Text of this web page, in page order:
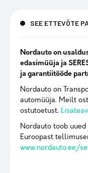
SEE ETTEVÕTE
Nordauto on
edasimüüja ja
ja garantiitööde
Nordauto on
automüüja. Meilt
ostutoetust.
Nordauto toob
Euroopast
www.nordauto.ee/